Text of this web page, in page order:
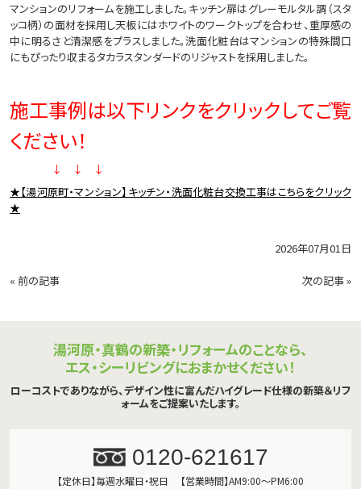
マンションのリフォームを施工しました。キッチン扉はグレーモルタル調（スタ
ッコ柄）の面材を採用し天板にはホワイトのワークトップを合わせ、重厚感の
中に明るさと清潔感をプラスしました。洗面化粧台はマンションの特殊間口
にもぴったり収まるタカラスタンダードのリジャストを採用しました。
施工事例は以下リンクをクリックしてご覧
ください！
↓ ↓ ↓
★【湯河原町・マンション】キッチン・洗面化粧台交換工事はこちらをクリック
★
2026年07月01日
« 前の記事 次の記事»
湯河原・真鶴の新築・リフォームのことなら、
エス・シーリビングにおまかせください！
ローコストでありながら、デザイン性に富んだハイグレード仕様の新築＆リフ
ォームをご提案いたします。
0120-621617
【定休日】毎週水曜日・祝日 【営業時間】AM9:00～PM6:00